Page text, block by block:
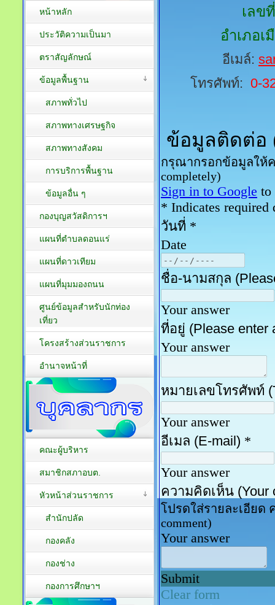
เลข
อำเภอ
อีเมล์:
โทรศัพท์: 0-
หน้าหลัก
ประวัติความเป็นมา
ตราสัญลักษณ์
ข้อมูลพื้นฐาน
สภาพทั่วไป
สภาพทางเศรษฐกิจ
สภาพทางสังคม
การบริการพื้นฐาน
ข้อมูลอื่น ๆ
กองบุญสวัสดิการฯ
แผนที่ตำบลดอนแร่
แผนที่ดาวเทียม
แผนที่มุมมองถนน
ศูนย์ข้อมูลสำหรับนักท่อง
เที่ยว
โครงสร้างส่วนราชการ
อำนาจหน้าที่
คณะผู้บริหาร
สมาชิกสภาอบต.
หัวหน้าส่วนราชการ
สำนักปลัด
กองคลัง
กองช่าง
กองการศึกษาฯ